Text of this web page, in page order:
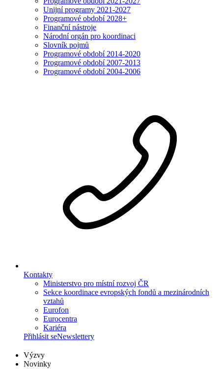
Unijní programy 2021-2027
Programové období 2028+
Finanční nástroje
Národní orgán pro koordinaci
Slovník pojmů
Programové období 2014-2020
Programové období 2007-2013
Programové období 2004-2006
Kontakty
Ministerstvo pro místní rozvoj ČR
Sekce koordinace evropských fondů a mezinárodních
vztahů
Eurofon
Eurocentra
Kariéra
Přihlásit seNewslettery
Výzvy
Novinky